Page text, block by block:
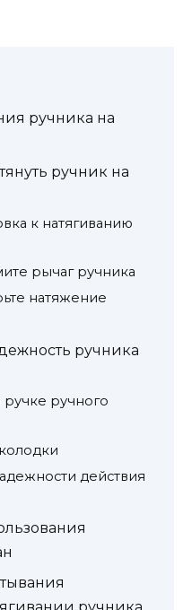
ручника на
ручник на
к натягиванию
рычаг ручника
натяжение
ручника
ручке ручного
действия